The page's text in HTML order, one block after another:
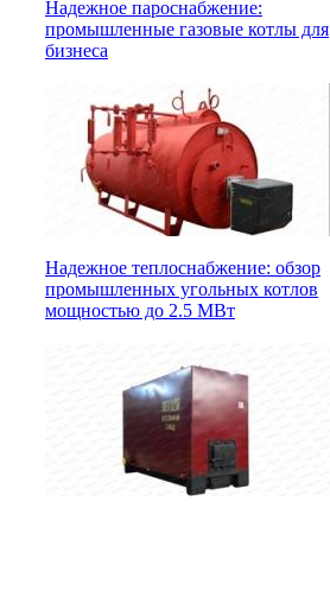
Надежное пароснабжение:
промышленные газовые котлы для
бизнеса
Надежное теплоснабжение: обзор
промышленных угольных котлов
мощностью до 2.5 МВт